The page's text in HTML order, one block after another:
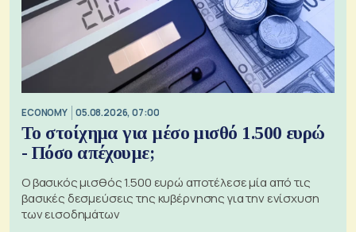
ECONOMY 05.08.2026, 07:00
Το στοίχημα για μέσο μισθό 1.500 ευρώ
- Πόσο απέχουμε;
Ο βασικός μισθός 1.500 ευρώ αποτέλεσε μία από τις
βασικές δεσμεύσεις της κυβέρνησης για την ενίσχυση
των εισοδημάτων